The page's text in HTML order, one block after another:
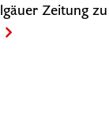
Zeitung